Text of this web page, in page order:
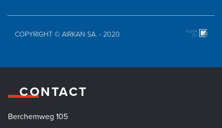
COPYRIGHT © AIRKAN SA. - 2020
CONTACT
Berchemweg 105